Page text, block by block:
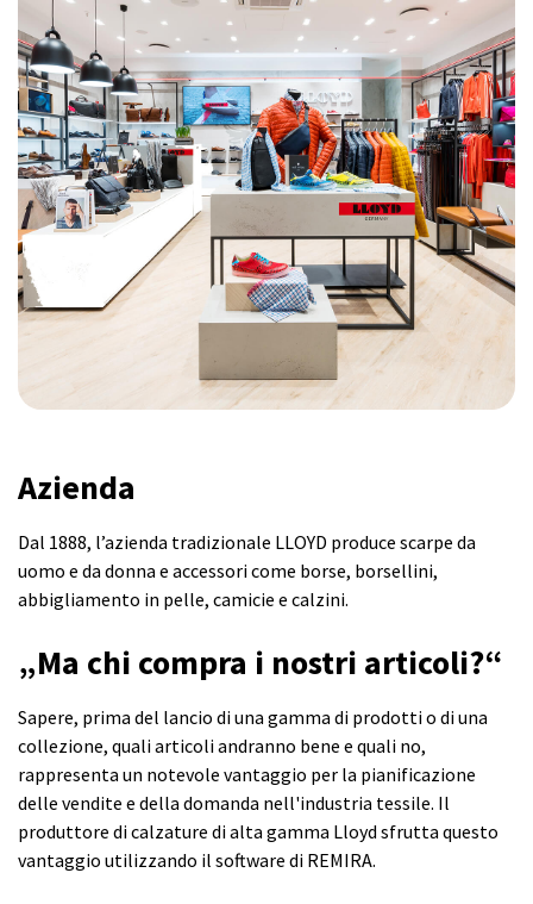
Azienda
Dal 1888, l’azienda tradizionale LLOYD produce scarpe da
uomo e da donna e accessori come borse, borsellini,
abbigliamento in pelle, camicie e calzini.
„Ma chi compra i nostri articoli?“
Sapere, prima del lancio di una gamma di prodotti o di una
collezione, quali articoli andranno bene e quali no,
rappresenta un notevole vantaggio per la pianificazione
delle vendite e della domanda nell'industria tessile. Il
produttore di calzature di alta gamma Lloyd sfrutta questo
vantaggio utilizzando il software di REMIRA.